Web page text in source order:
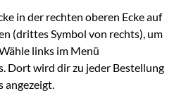
in der rechten oberen Ecke auf
(drittes Symbol von rechts), um
links im Menü
Dort wird dir zu jeder Bestellung
angezeigt.